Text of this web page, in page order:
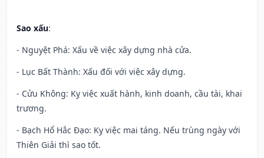
Sao xấu:
- Nguyệt Phá: Xấu về việc xây dựng nhà cửa.
- Lục Bất Thành: Xấu đối với việc xây dựng.
- Cửu Không: Kỵ việc xuất hành, kinh doanh, cầu tài, khai
trương.
- Bạch Hổ Hắc Đạo: Kỵ việc mai táng. Nếu trùng ngày với
Thiên Giải thì sao tốt.